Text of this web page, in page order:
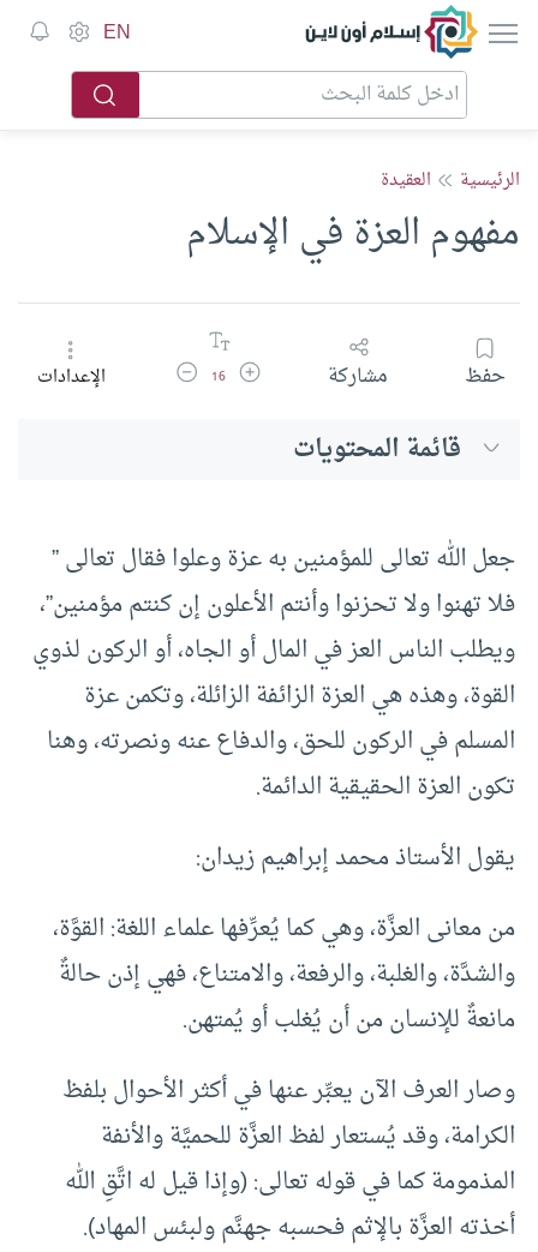
إسلام أون لاين EN
الرئيسية العقيدة
مفهوم العزة في الإسلام
حفظ مشاركة زيادة حجم الخط
16 تقليل حجم الخطالإعدادات
قائمة المحتويات
جعل الله تعالى للمؤمنين به عزة وعلوا فقال تعالى ”
فلا تهنوا ولا تحزنوا وأنتم الأعلون إن كنتم مؤمنين”،
ويطلب الناس العز في المال أو الجاه، أو الركون لذوي
القوة، وهذه هي العزة الزائفة الزائلة، وتكمن عزة
المسلم في الركون للحق، والدفاع عنه ونصرته، وهنا
تكون العزة الحقيقية الدائمة.
يقول الأستاذ محمد إبراهيم زيدان:
من معانى العزَّة، وهي كما يُعرِّفها علماء اللغة: القوَّة،
والشدَّة، والغلبة، والرفعة، والامتناع، فهي إذن حالةٌ
مانعةٌ للإنسان من أن يُغلب أو يُمتهن.
وصار العرف الآن يعبِّر عنها في أكثر الأحوال بلفظ
الكرامة، وقد يُستعار لفظ العزَّة للحميَّة والأنفة
المذمومة كما في قوله تعالى: (وإذا قيل له اتَّقِ الله
أخذته العزَّة بالإثم فحسبه جهنَّم ولبئس المهاد).